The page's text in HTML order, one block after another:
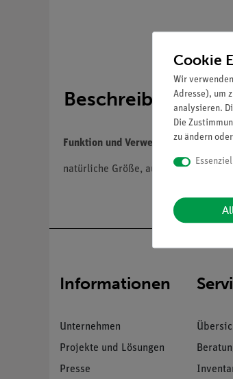
Beschreibung
Funktion und Verwendung
natürliche Größe, aus SOMSO-
Informationen
Unternehmen
Projekte und Lösungen
Presse
Cookie
Wir
Adresse), um
analysieren.
Die
zu ändern